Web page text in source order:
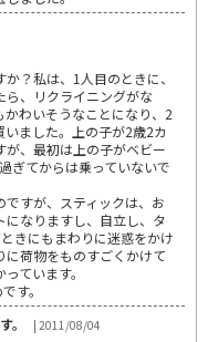
？私は、1人目のときに、
ら、リクライニングがな
わいそうなことになり、2
ました。上の子が2歳2カ
、最初は上の子がベビー
ぎてからは乗っていないで
すが、スティックは、お
なりますし、自立し、タ
きにもまわりに迷惑をかけ
荷物をものすごくかけて
ています。
す。
。
| 2011/08/04